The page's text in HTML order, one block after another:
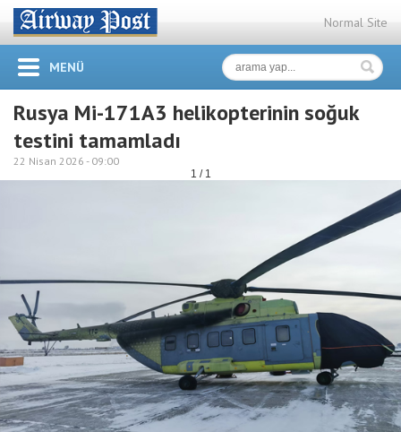
Normal Site
MENÜ
Rusya Mi-171A3 helikopterinin soğuk
testini tamamladı
22 Nisan 2026 - 09:00
1 / 1